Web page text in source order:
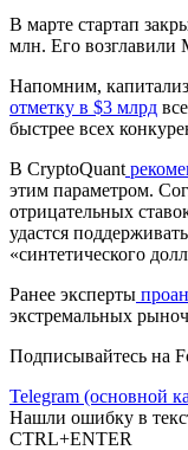
В марте стартап
млн. Его возглавили
Напомним,
отметку в $3 млрд
быстрее всех
В CryptoQuant
этим параметром.
отрицательных
удастся
«синтетического
Ранее эксперты
экстремальных
Подписывайтесь на
Telegram (основной
Нашли ошибку в
CTRL+ENTER